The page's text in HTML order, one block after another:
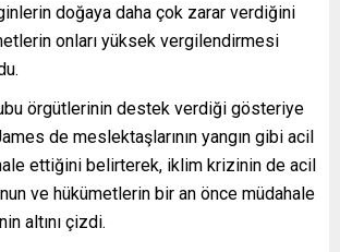
doğaya daha çok zarar verdiğini
onları yüksek vergilendirmesi
örgütlerinin destek verdiği gösteriye
de meslektaşlarının yangın gibi acil
ettiğini belirterek, iklim krizinin de acil
ve hükümetlerin bir an önce müdahale
altını çizdi.